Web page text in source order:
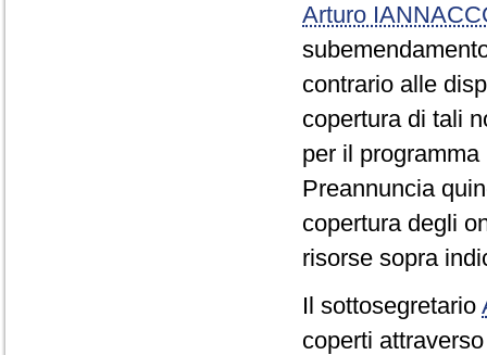
Arturo
contrario alle
copertura di tali
per il
Preannuncia
copertura degli
risorse sopra
Il sottosegretario
coperti